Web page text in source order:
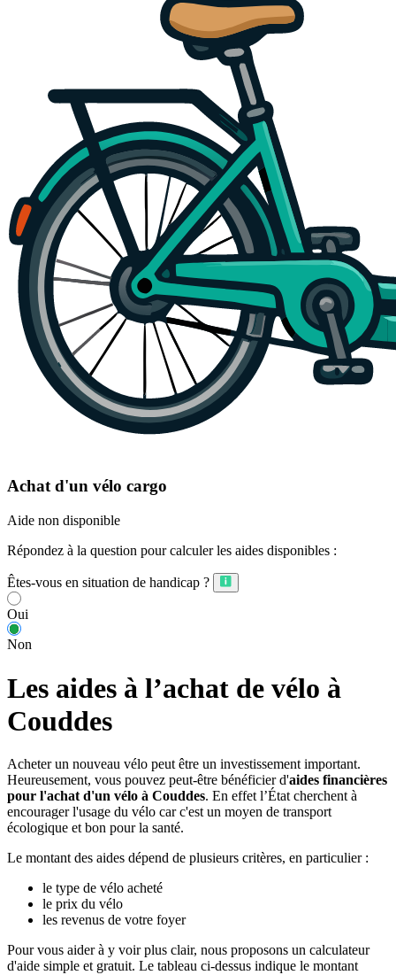
Achat d'un vélo cargo
Aide non disponible
Répondez à la question pour calculer les aides disponibles :
Êtes-vous en situation de handicap ?
Oui
Non
Les aides à l’achat de vélo à
Couddes
Acheter un nouveau vélo peut être un investissement important.
Heureusement, vous pouvez peut-être bénéficier d'aides financières
pour l'achat d'un vélo à Couddes. En effet l’État cherchent à
encourager l'usage du vélo car c'est un moyen de transport
écologique et bon pour la santé.
Le montant des aides dépend de plusieurs critères, en particulier :
le type de vélo acheté
le prix du vélo
les revenus de votre foyer
Pour vous aider à y voir plus clair, nous proposons un calculateur
d'aide simple et gratuit. Le tableau ci-dessus indique le montant